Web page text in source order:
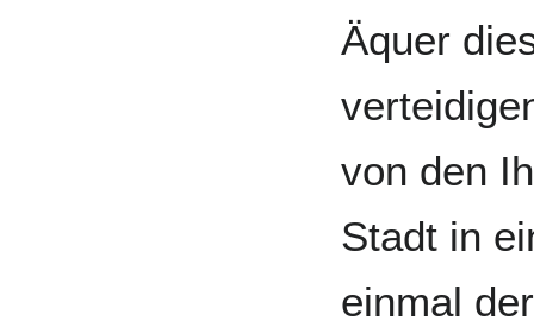
Äquer
von den
Stadt in
einmal